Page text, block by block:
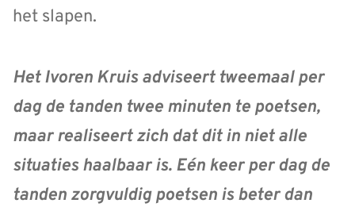
het slapen.
Het Ivoren Kruis adviseert tweemaal per
dag de tanden twee minuten te poetsen,
maar realiseert zich dat dit in niet alle
situaties haalbaar is. Eén keer per dag de
tanden zorgvuldig poetsen is beter dan